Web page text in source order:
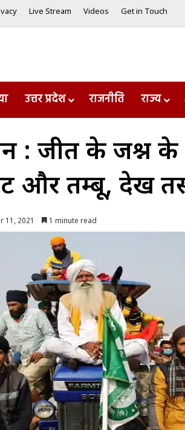
Live Stream Videos Get in Touch
उत्तर प्रदेश राजनीति राज्य
: जीत के जश्न के
और तम्बू, देखें
11, 2021 1 minute read